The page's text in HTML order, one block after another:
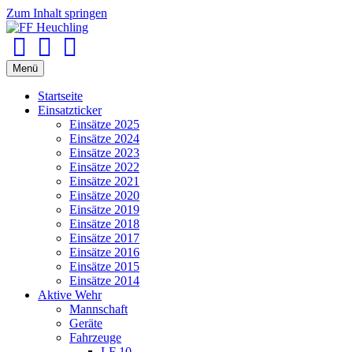
Zum Inhalt springen
Menü
Startseite
Einsatzticker
Einsätze 2025
Einsätze 2024
Einsätze 2023
Einsätze 2022
Einsätze 2021
Einsätze 2020
Einsätze 2019
Einsätze 2018
Einsätze 2017
Einsätze 2016
Einsätze 2015
Einsätze 2014
Aktive Wehr
Mannschaft
Geräte
Fahrzeuge